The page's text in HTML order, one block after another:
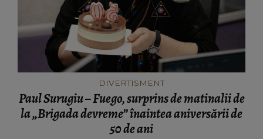
DIVERTISMENT
Paul Surugiu – Fuego, surprins de matinalii de
la „Brigada devreme” înaintea aniversării de
50 de ani